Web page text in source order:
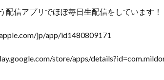
配信アプリでほぼ毎日生配信をしています！
jp/app/id1480809171
store/apps/